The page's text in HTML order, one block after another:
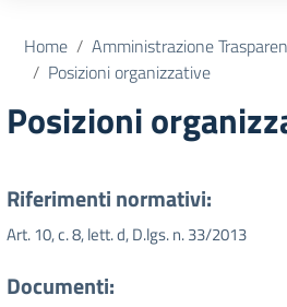
Home Amministrazione
Posizioni organizzative
Posizioni
Riferimenti normativi:
Art. 10, c. 8, lett. d, D.lgs. n. 33/2013
Documenti: